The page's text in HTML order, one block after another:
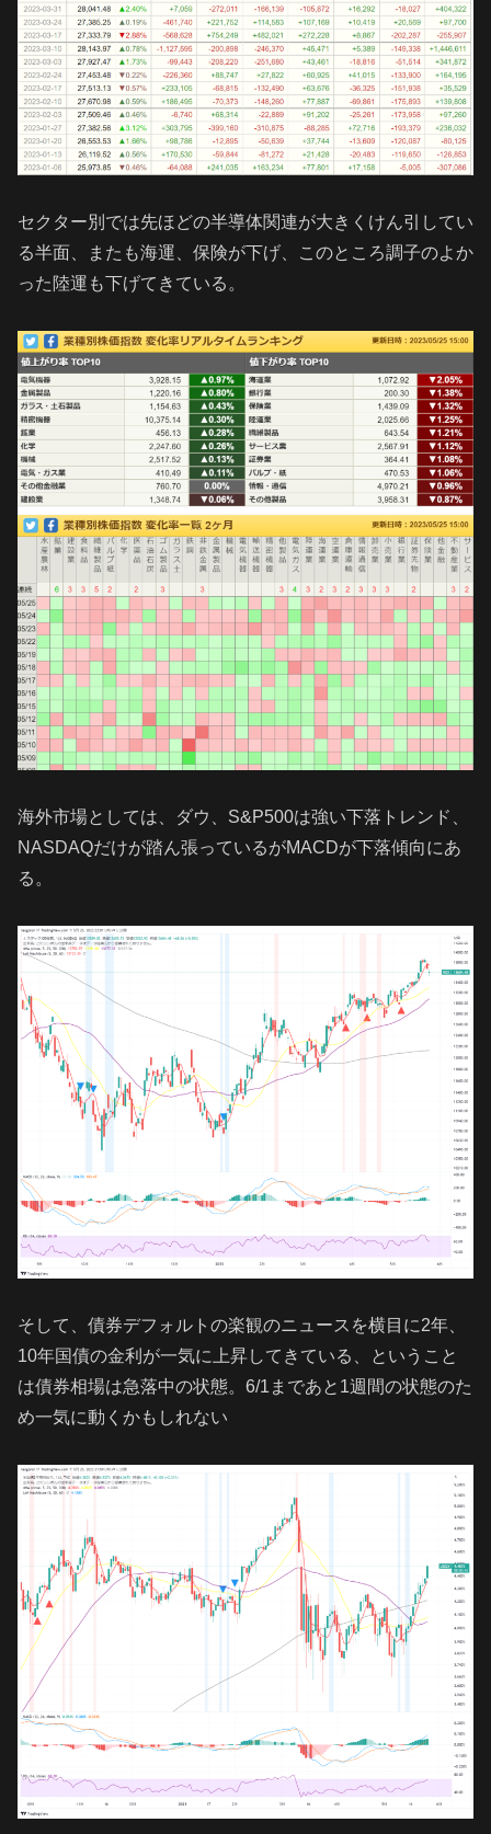
セクター別では先ほどの半導体関連が大きくけん引してい
る半面、またも海運、保険が下げ、このところ調子のよか
った陸運も下げてきている。
海外市場としては、ダウ、S&P500は強い下落トレンド、
NASDAQだけが踏ん張っているがMACDが下落傾向にあ
る。
そして、債券デフォルトの楽観のニュースを横目に2年、
10年国債の金利が一気に上昇してきている、ということ
は債券相場は急落中の状態。6/1まであと1週間の状態のた
め一気に動くかもしれない